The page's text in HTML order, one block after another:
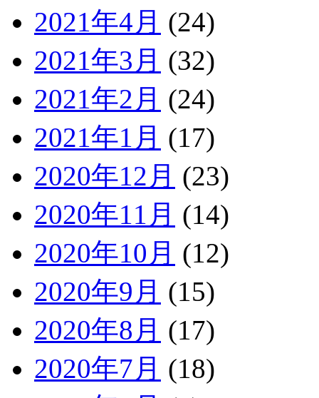
2021年4月 (24)
2021年3月 (32)
2021年2月 (24)
2021年1月 (17)
2020年12月 (23)
2020年11月 (14)
2020年10月 (12)
2020年9月 (15)
2020年8月 (17)
2020年7月 (18)